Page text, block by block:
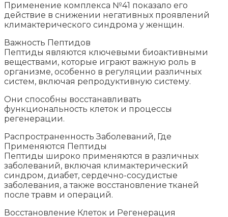
Применение комплекса №41 показало его
действие в снижении негативных проявлений
климактерического синдрома у женщин.
Важность Пептидов
Пептиды являются ключевыми биоактивными
веществами, которые играют важную роль в
организме, особенно в регуляции различных
систем, включая репродуктивную систему.
Они способны восстанавливать
функциональность клеток и процессы
регенерации.
Распространенность Заболеваний, Где
Применяются Пептиды
Пептиды широко применяются в различных
заболеваний, включая климактерический
синдром, диабет, сердечно-сосудистые
заболевания, а также восстановление тканей
после травм и операций.
Восстановление Клеток и Регенерация